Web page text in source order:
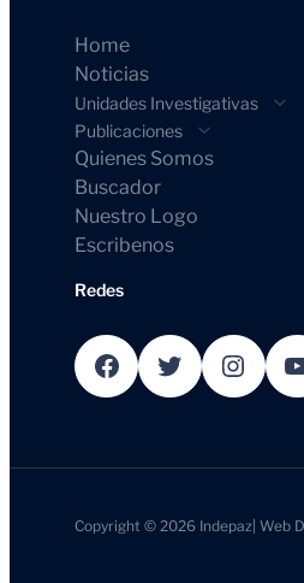
Home
Noticias
Unidades Investigativas
Publicaciones
Quienes Somos
Buscador
Nuestro Logo
Escribenos
Redes
Facebook Twitter Instagram YouTube
Copyright © 2026 Indepaz |Web